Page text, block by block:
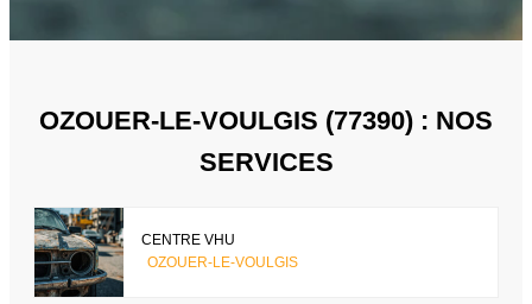
OZOUER-LE-VOULGIS (77390) : NOS
SERVICES
CENTRE VHU
OZOUER-LE-VOULGIS